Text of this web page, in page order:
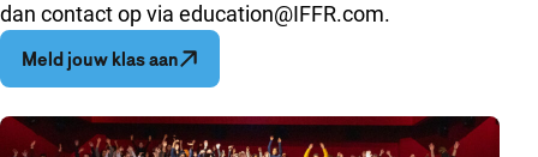
dan contact op via education@IFFR.com.
Meld jouw klas aan Opent in een nieuw venster